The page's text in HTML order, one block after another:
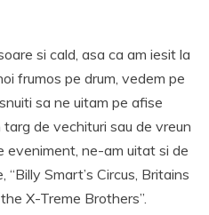
si cald, asa ca am iesit la
frumos pe drum, vedem pe
sa ne uitam pe afise
de vechituri sau de vreun
eveniment, ne-am uitat si de
Smart’s Circus, Britains
X-Treme Brothers”.